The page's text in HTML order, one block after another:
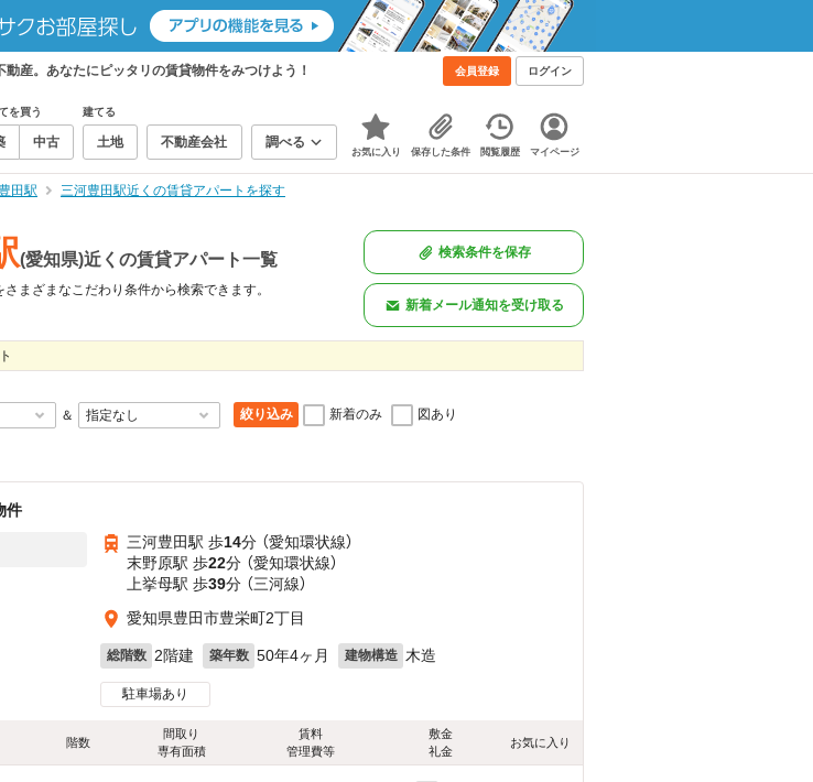
産。あなたにピッタリの賃貸物件をみつけよう！ 会員登録 ログイン
を買う
中古
建てる
土地 不動産会社 調べる
お気に入り 保存した条件 閲覧履歴 マイページ
田駅 三河豊田駅近くの賃貸アパートを探す
(愛知県)近くの賃貸アパート一覧
まざまなこだわり条件から検索できます。
検索条件を保存
新着メール通知を受け取る
＆ 絞り込み 新着のみ 図あり
件
三河豊田駅 歩14分 （愛知環状線）
末野原駅 歩22分 （愛知環状線）
上挙母駅 歩39分 （三河線）
愛知県豊田市豊栄町2丁目
総階数 2階建 築年数 50年4ヶ月 建物構造 木造
駐車場あり
階数
間取り
専有面積
賃料
管理費等
敷金
礼金
お気に入り